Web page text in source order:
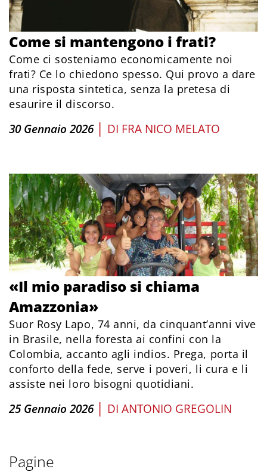
Come si mantengono i frati?
Come ci sosteniamo economicamente noi
frati? Ce lo chiedono spesso. Qui provo a dare
una risposta sintetica, senza la pretesa di
esaurire il discorso.
30 Gennaio 2026 | DI FRA NICO MELATO
«Il mio paradiso si chiama
Amazzonia»
Suor Rosy Lapo, 74 anni, da cinquant’anni vive
in Brasile, nella foresta ai confini con la
Colombia, accanto agli indios. Prega, porta il
conforto della fede, serve i poveri, li cura e li
assiste nei loro bisogni quotidiani.
25 Gennaio 2026 | DI ANTONIO GREGOLIN
Pagine